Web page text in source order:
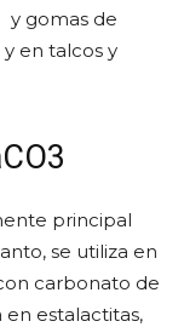
y gomas de
y en talcos y
principal
se utiliza en
carbonato de
en estalactitas,